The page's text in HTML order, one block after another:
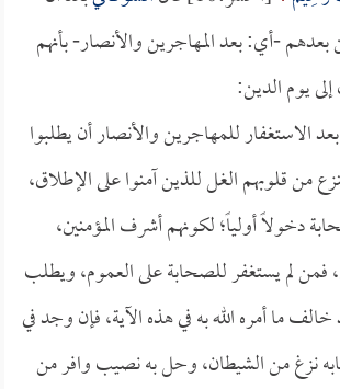
-أي: بعد المهاجرين والأنصار- بأنهم
يوم الدين:
الاستغفار للمهاجرين والأنصار أن يطلبوا
من قلوبهم الغل للذين آمنوا على الإطلاق،
دخولاً أولياً؛ لكونهم أشرف المؤمنين،
فمن لم يستغفر للصحابة على العموم، ويطلب
ما أمره الله به في هذه الآية، فإن وجد في
نزغ من الشيطان، وحل به نصيب وافر من